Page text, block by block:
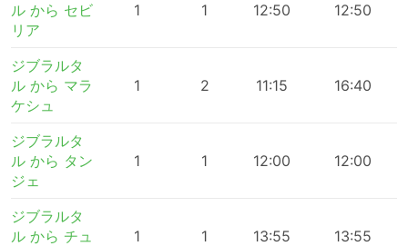
ル から セビ
リア
1 1 12:50 12:50
ジブラルタ
ル から マラ
ケシュ
1 2 11:15 16:40
ジブラルタ
ル から タン
ジェ
1 1 12:00 12:00
ジブラルタ
ル から チュ
1 1 13:55 13:55